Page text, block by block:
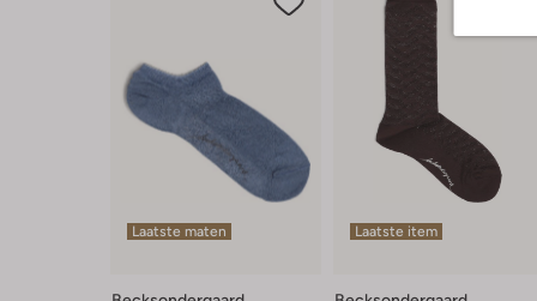
Laatste maten Laatste item